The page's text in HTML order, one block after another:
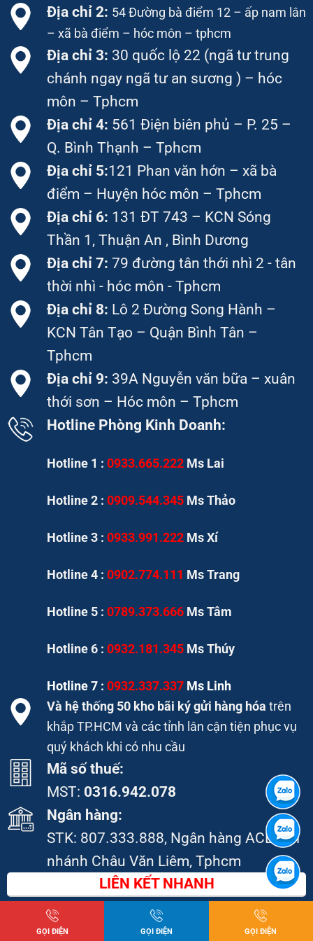
Địa chỉ 2: 54 Đường bà điểm 12 – ấp nam lân
– xã bà điểm – hóc môn – tphcm
Địa chỉ 3: 30 quốc lộ 22 (ngã tư trung
chánh ngay ngã tư an sương ) – hóc
môn – Tphcm
Địa chỉ 4: 561 Điện biên phủ – P. 25 –
Q. Bình Thạnh – Tphcm
Địa chỉ 5:121 Phan văn hớn – xã bà
điểm – Huyện hóc môn – Tphcm
Địa chỉ 6: 131 ĐT 743 – KCN Sóng
Thần 1, Thuận An , Bình Dương
Địa chỉ 7:79 đường tân thới nhì 2 - tân
thời nhì - hóc môn - Tphcm
Địa chỉ 8: Lô 2 Đường Song Hành –
KCN Tân Tạo – Quận Bình Tân –
Tphcm
Địa chỉ 9: 39A Nguyễn văn bữa – xuân
thới sơn – Hóc môn – Tphcm
Hotline Phòng Kinh Doanh:
Hotline 1 : 0933.665.222 Ms Lai
Hotline 2 :0909.544.345 Ms Thảo
Hotline 3 :0933.991.222 Ms Xí
Hotline 4 :0902.774.111 Ms Trang
Hotline 5 :0789.373.666 Ms Tâm
Hotline 6 :0932.181.345 Ms Thúy
Hotline 7 : 0932.337.337 Ms Linh
Và hệ thống 50 kho bãi ký gửi hàng hóa trên
khắp TP.HCM và các tỉnh lân cận tiện phục vụ
quý khách khi có nhu cầu
Mã số thuế:
MST: 0316.942.078
Ngân hàng:
STK: 807.333.888, Ngân hàng ACB, chi
nhánh Châu Văn Liêm, Tphcm
LIÊN KẾT NHANH
Gia công thép tấm
GỌI ĐIỆN GỌI ĐIỆN GỌI ĐIỆN